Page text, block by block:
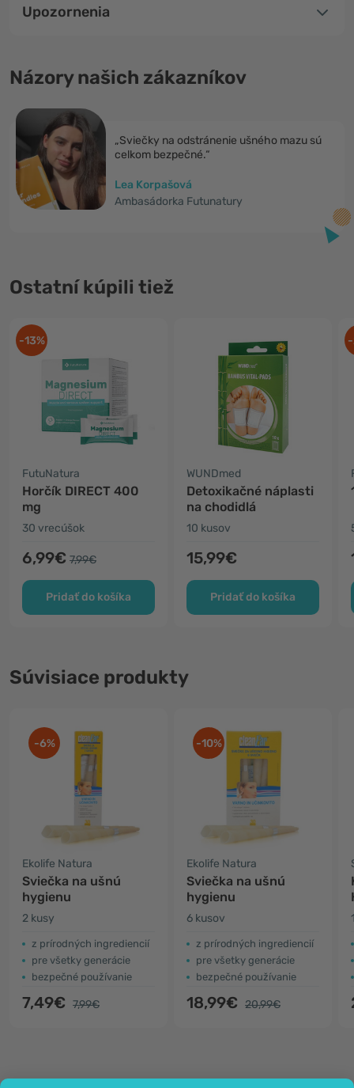
Upozornenia
Názory našich zákazníkov
„Sviečky na odstránenie ušného mazu sú
celkom bezpečné.“
Lea Korpašová
Ambasádorka Futunatury
Ostatní kúpili tiež
-13%
FutuNatura
Horčík DIRECT 400
mg
30 vrecúšok
6,99€ 7,99€
Pridať do košíka
WUNDmed
Detoxikačné náplasti
na chodidlá
10 kusov
15,99€
Pridať do košíka
Súvisiace produkty
-6%
Ekolife Natura
Sviečka na ušnú
hygienu
2 kusy
z prírodných ingrediencií
pre všetky generácie
bezpečné používanie
7,49€ 7,99€
-10%
Ekolife Natura
Sviečka na ušnú
hygienu
6 kusov
z prírodných ingrediencií
pre všetky generácie
bezpečné používanie
18,99€ 20,99€